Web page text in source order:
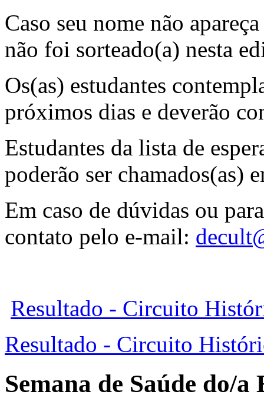
Caso seu nome não
não foi sorteado(a) nesta
Os(as) estudantes
próximos dias e deverão
Estudantes da lista de
poderão ser chamados(as)
Em caso de dúvidas ou
contato pelo e-mail:
Resultado - Circuito
Resultado - Circuito
Semana de Saúde do/a